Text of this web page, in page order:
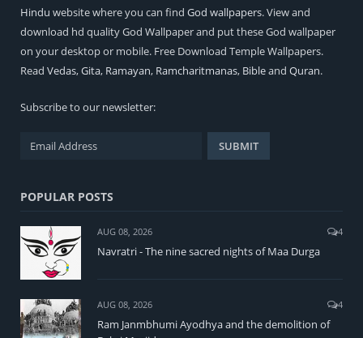
Hindu website where you can find God wallpapers. View and
download hd quality God Wallpaper and put these God wallpaper
on your desktop or mobile. Free Download Temple Wallpapers.
Read Vedas,Gita, Ramayan, Ramcharitmanas, Bibleand Quran.
Subscribe to our newsletter:
POPULAR POSTS
AUG 08, 2026 4
Navratri - The nine sacred nights of Maa Durga
AUG 08, 2026 4
Ram Janmbhumi Ayodhya and the demolition of